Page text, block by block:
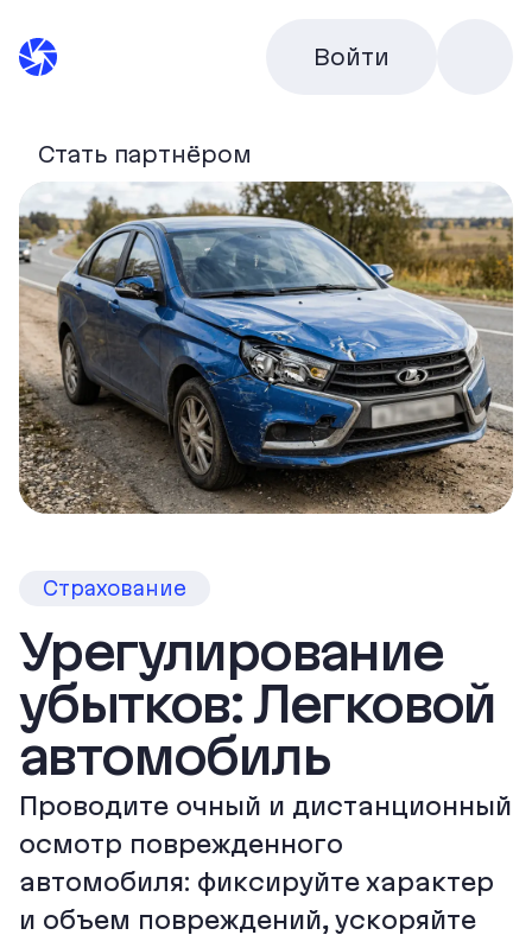
Войти
Стать партнёром
Страхование
Урегулирование
убытков: Легковой
автомобиль
Проводите очный и дистанционный
осмотр поврежденного
автомобиля: фиксируйте характер
и объем повреждений, ускоряйте